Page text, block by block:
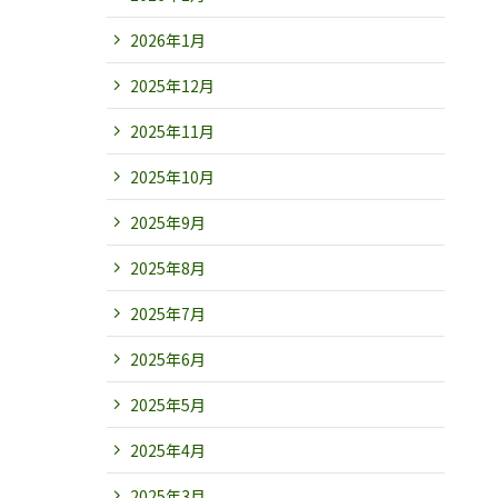
2026年1月
2025年12月
2025年11月
2025年10月
2025年9月
2025年8月
2025年7月
2025年6月
2025年5月
2025年4月